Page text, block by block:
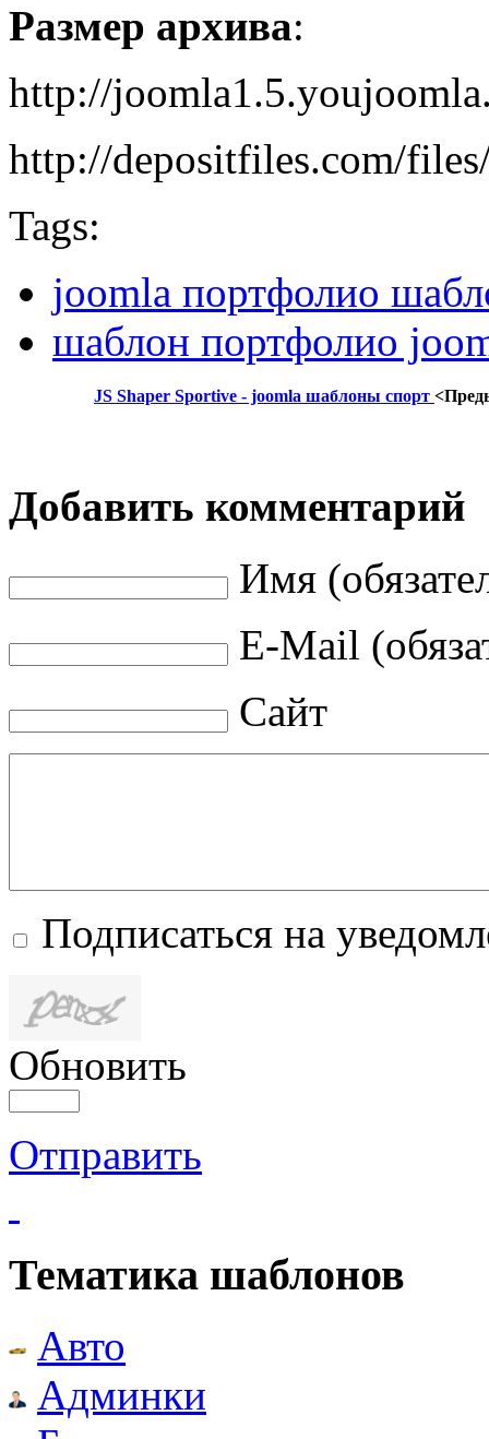
Размер архива:
http://
http://depositfiles.com/
Tags:
joomla портфолио
шаблон портфолио
JS Shaper Sportive - joomla шаблоны спорт
Добавить комментарий
Имя
E-Mail
Сайт
Подписаться на
Обновить
Отправить
Тематика шаблонов
Авто
Админки